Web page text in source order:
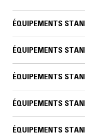
ÉQUIPEMENTS
ÉQUIPEMENTS
ÉQUIPEMENTS
ÉQUIPEMENTS
ÉQUIPEMENTS